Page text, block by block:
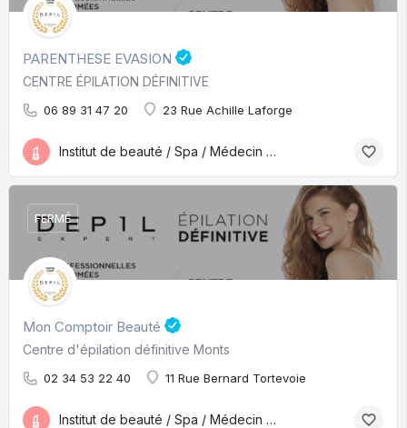
PARENTHESE EVASION
CENTRE ÉPILATION DÉFINITIVE
06 89 31 47 20 23 Rue Achille Laforge
Institut de beauté / Spa / Médecin esthétique
Mon Comptoir Beauté
Centre d'épilation définitive Monts
02 34 53 22 40 11 Rue Bernard Tortevoie
FERMÉ
Institut de beauté / Spa / Médecin esthétique